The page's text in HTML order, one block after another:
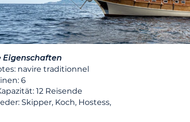
Eigenschaften
navire traditionnel
6
12 Reisende
Skipper, Koch, Hostess,